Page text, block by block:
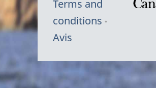
Terms and
conditions
Avis